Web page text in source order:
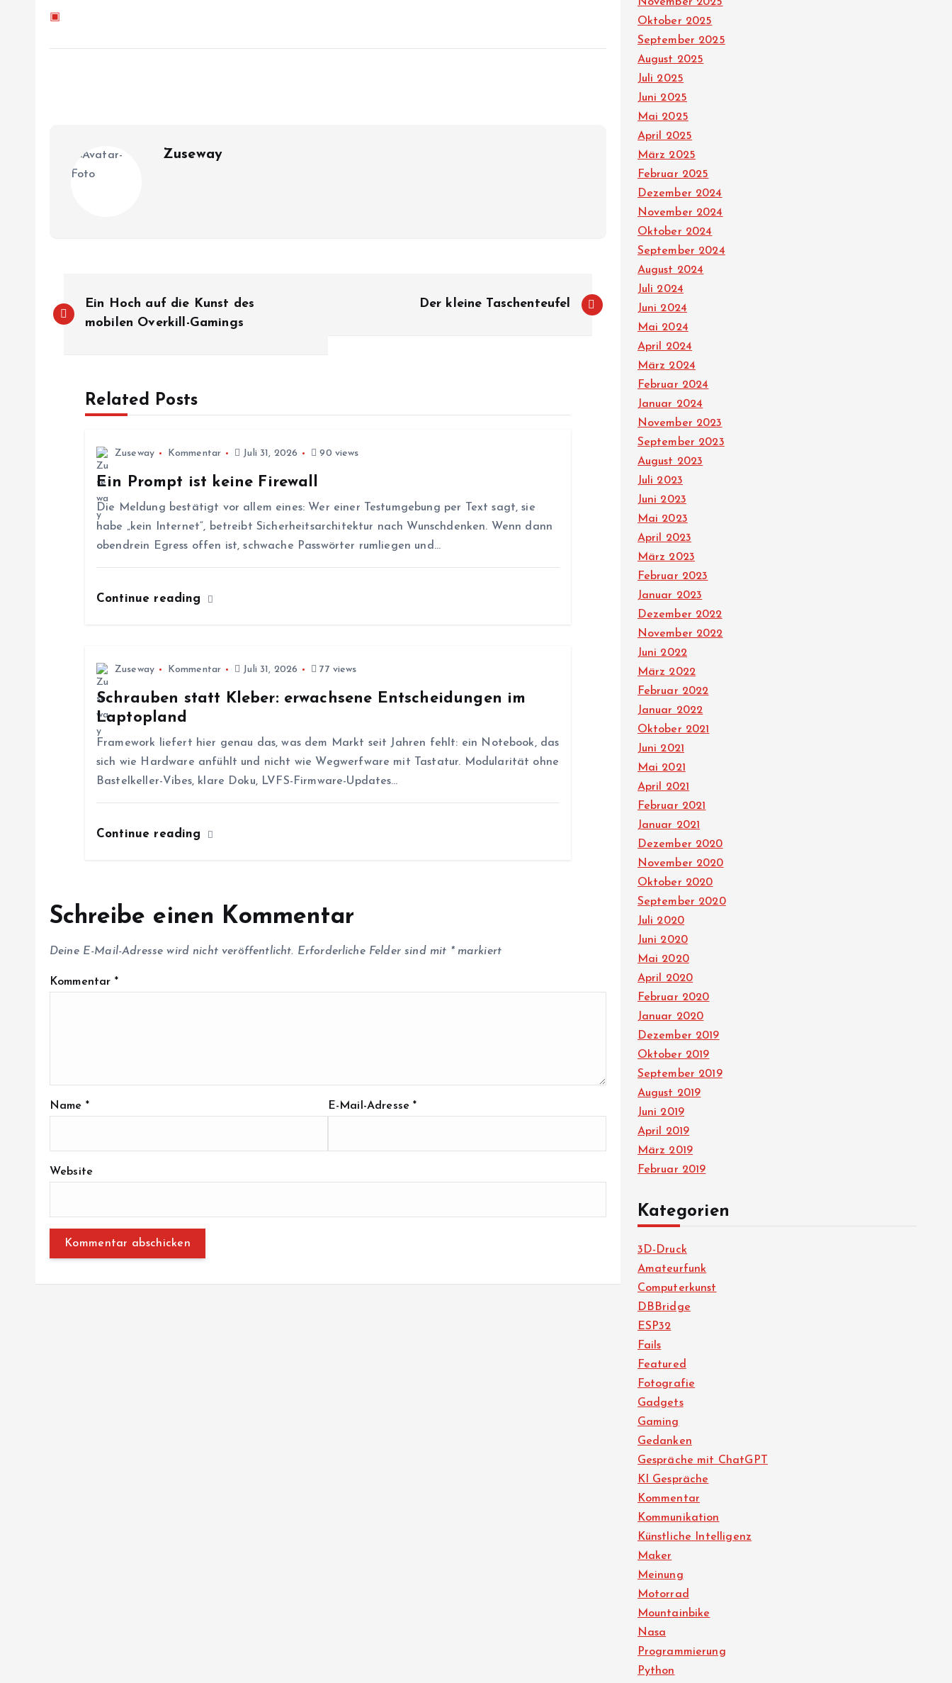
▣
Zuseway
e
o
n
Ein Hoch auf die Kunst des
mobilen Overkill-Gamings
Der kleine Taschenteufel
Related Posts
Zuseway Kommentar Juli 31, 2026 90 views
Ein Prompt ist keine Firewall
Die Meldung bestätigt vor allem eines: Wer einer Testumgebung per Text sagt, sie
habe „kein Internet“, betreibt Sicherheitsarchitektur nach Wunschdenken. Wenn dann
obendrein Egress offen ist, schwache Passwörter rumliegen und…
Continue reading
Zuseway Kommentar Juli 31, 2026 77 views
Schrauben statt Kleber: erwachsene Entscheidungen im
Laptopland
Framework liefert hier genau das, was dem Markt seit Jahren fehlt: ein Notebook, das
sich wie Hardware anfühlt und nicht wie Wegwerfware mit Tastatur. Modularität ohne
Bastelkeller-Vibes, klare Doku, LVFS-Firmware-Updates…
Continue reading
Schreibe einen Kommentar
Deine E-Mail-Adresse wird nicht veröffentlicht. Erforderliche Felder sind mit *markiert
Kommentar *
Name * E-Mail-Adresse*
Website
Oktober 2025
September 2025
August 2025
Juli 2025
Juni 2025
Mai 2025
April 2025
März 2025
Februar 2025
Dezember 2024
November 2024
Oktober 2024
September 2024
August 2024
Juli 2024
Juni 2024
Mai 2024
April 2024
März 2024
Februar 2024
Januar 2024
November 2023
September 2023
August 2023
Juli 2023
Juni 2023
Mai 2023
April 2023
März 2023
Februar 2023
Januar 2023
Dezember 2022
November 2022
Juni 2022
März 2022
Februar 2022
Januar 2022
Oktober 2021
Juni 2021
Mai 2021
April 2021
Februar 2021
Januar 2021
Dezember 2020
November 2020
Oktober 2020
September 2020
Juli 2020
Juni 2020
Mai 2020
April 2020
Februar 2020
Januar 2020
Dezember 2019
Oktober 2019
September 2019
August 2019
Juni 2019
April 2019
März 2019
Februar 2019
Kategorien
3D-Druck
Amateurfunk
Computerkunst
DBBridge
ESP32
Fails
Featured
Fotografie
Gadgets
Gaming
Gedanken
Gespräche mit ChatGPT
KI Gespräche
Kommentar
Kommunikation
Künstliche Intelligenz
Maker
Meinung
Motorrad
Mountainbike
Nasa
Programmierung
Python